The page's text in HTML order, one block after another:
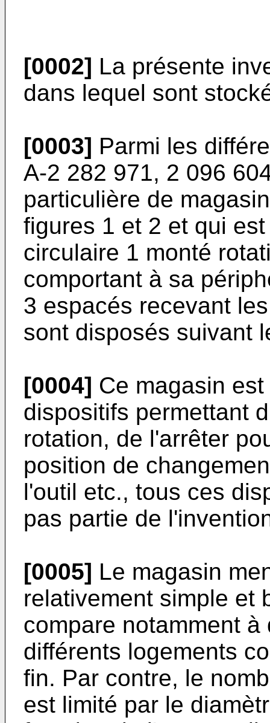
[0002] La présente
dans lequel sont
[0003] Parmi les
A-2 282 971, 2 096
particulière de
figures 1 et 2 et qui
circulaire 1 monté
comportant à sa
3 espacés recevant
sont disposés suivant
[0004] Ce magasin
dispositifs permettant
rotation, de l'arrêter
position de
l'outil etc., tous ces
pas partie de
[0005] Le magasin
relativement simple et
compare notamment
différents logements
fin. Par contre, le
est limité par le